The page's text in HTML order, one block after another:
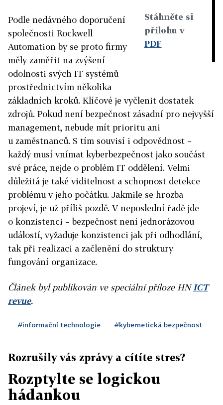
Stáhněte si
přílohu v
PDF
Podle nedávného doporučení
společnosti Rockwell
Automation by se proto firmy
měly zaměřit na zvýšení
odolnosti svých IT systémů
prostřednictvím několika
základních kroků. Klíčové je vyčlenit dostatek
zdrojů. Pokud není bezpečnost zásadní pro nejvyšší
management, nebude mít prioritu ani
u zaměstnanců. S tím souvisí i odpovědnost –
každý musí vnímat kyberbezpečnost jako součást
své práce, nejde o problém IT oddělení. Velmi
důležitá je také viditelnost a schopnost detekce
problému v jeho počátku. Jakmile se hrozba
projeví, je už příliš pozdě. V neposlední řadě jde
o konzistenci – bezpečnost není jednorázovou
událostí, vyžaduje konzistenci jak při odhodlání,
tak při realizaci a začlenění do struktury
fungování organizace.
Článek byl publikován ve speciální příloze HNICT
revue.
#informační technologie #kybernetická bezpečnost
Rozrušily vás zprávy a cítíte stres?
Rozptylte se logickou
hádankou